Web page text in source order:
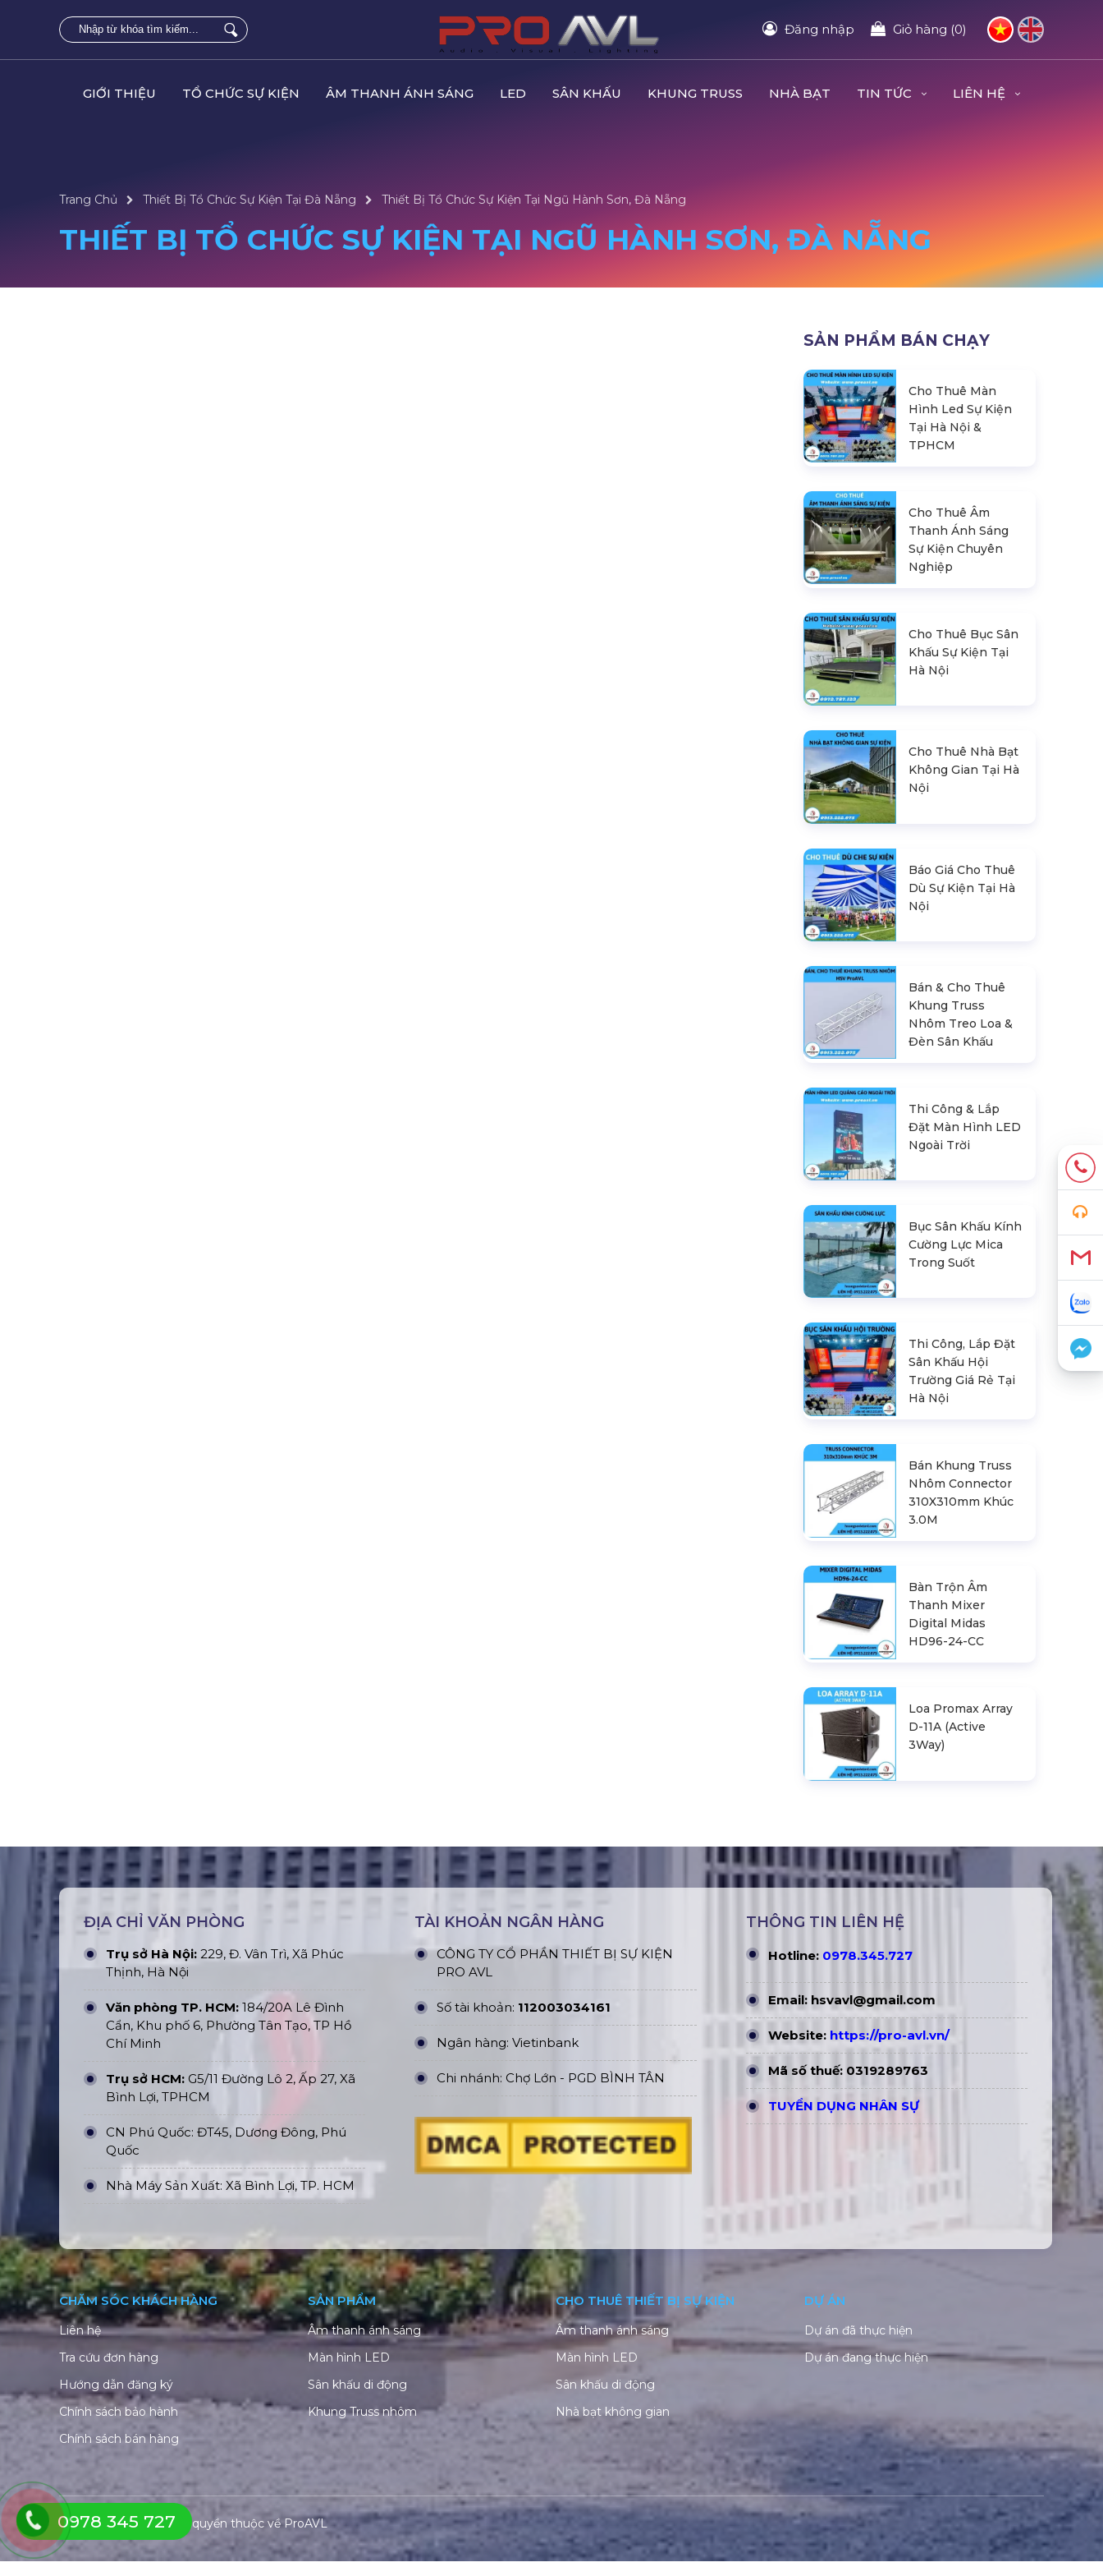
Đăng nhập Giỏ hàng (0)
GIỚI THIỆU TỔ CHỨC SỰ KIỆN ÂM THANH ÁNH SÁNG LED SÂN KHẤU KHUNG TRUSS NHÀ BẠT TIN TỨC LIÊN HỆ
Trang Chủ Thiết Bị Tổ Chức Sự Kiện Tại Đà Nẵng Thiết Bị Tổ Chức Sự Kiện Tại Ngũ Hành Sơn, Đà Nẵng
THIẾT BỊ TỔ CHỨC SỰ KIỆN TẠI NGŨ HÀNH SƠN, ĐÀ NẴNG
SẢN PHẨM BÁN CHẠY
Cho Thuê Màn
Hình Led Sự Kiện
Tại Hà Nội &
TPHCM
Cho Thuê Âm
Thanh Ánh Sáng
Sự Kiện Chuyên
Nghiệp
Cho Thuê Bục Sân
Khấu Sự Kiện Tại
Hà Nội
Cho Thuê Nhà Bạt
Không Gian Tại Hà
Nội
Báo Giá Cho Thuê
Dù Sự Kiện Tại Hà
Nội
Bán & Cho Thuê
Khung Truss
Nhôm Treo Loa &
Đèn Sân Khấu
Thi Công & Lắp
Đặt Màn Hình LED
Ngoài Trời
Bục Sân Khấu Kính
Cường Lực Mica
Trong Suốt
Thi Công, Lắp Đặt
Sân Khấu Hội
Trường Giá Rẻ Tại
Hà Nội
Bán Khung Truss
Nhôm Connector
310X310mm Khúc
3.0M
Bàn Trộn Âm
Thanh Mixer
Digital Midas
HD96-24-CC
Loa Promax Array
D-11A (Active
3Way)
ĐỊA CHỈ VĂN PHÒNG
Trụ sở Hà Nội: 229, Đ. Vân Trì, Xã Phúc
Thịnh, Hà Nội
Văn phòng TP. HCM: 184/20A Lê Đình
Cẩn, Khu phố 6, Phường Tân Tạo, TP Hồ
Chí Minh
Trụ sở HCM: G5/11 Đường Lô 2, Ấp 27, Xã
Bình Lợi, TPHCM
CN Phú Quốc: ĐT45, Dương Đông, Phú
Quốc
Nhà Máy Sản Xuất: Xã Bình Lợi, TP. HCM
TÀI KHOẢN NGÂN HÀNG
CÔNG TY CỔ PHẦN THIẾT BỊ SỰ KIỆN
PRO AVL
Số tài khoản: 112003034161
Ngân hàng: Vietinbank
Chi nhánh: Chợ Lớn - PGD BÌNH TÂN
THÔNG TIN LIÊN HỆ
Hotline: 0978.345.727
Email: hsvavl@gmail.com
Website: https://pro-avl.vn/
Mã số thuế: 0319289763
TUYỂN DỤNG NHÂN SỰ
CHĂM SÓC KHÁCH HÀNG
Liên hệ
Tra cứu đơn hàng
Hướng dẫn đăng ký
Chính sách bảo hành
Chính sách bán hàng
SẢN PHẨM
Âm thanh ánh sáng
Màn hình LED
Sân khấu di động
Khung Truss nhôm
CHO THUÊ THIẾT BỊ SỰ KIỆN
Âm thanh ánh sáng
Màn hình LED
Sân khấu di động
Nhà bạt không gian
DỰ ÁN
Dự án đã thực hiện
Dự án đang thực hiện
© Copyright 2026. Bản quyền thuộc vềProAVL
0978 345 727